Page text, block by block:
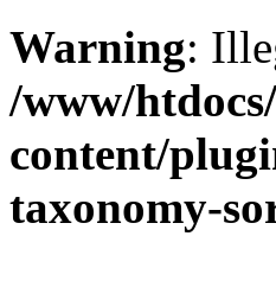
Warning:
/www/
content/
taxonomy-